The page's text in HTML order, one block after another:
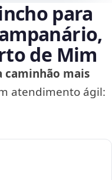
para
de Mim
caminhão mais
atendimento ágil: